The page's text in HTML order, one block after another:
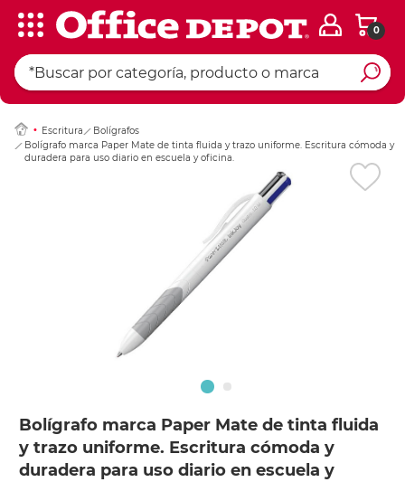
0
Escritura
Bolígrafos
Bolígrafo marca Paper Mate de tinta fluida y trazo uniforme. Escritura cómoda y
duradera para uso diario en escuela y oficina.
Bolígrafo marca Paper Mate de tinta fluida
y trazo uniforme. Escritura cómoda y
duradera para uso diario en escuela y
Ingresar Codigo